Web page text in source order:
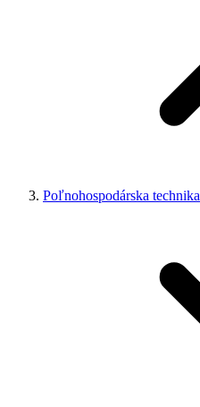
Poľnohospodárska technika